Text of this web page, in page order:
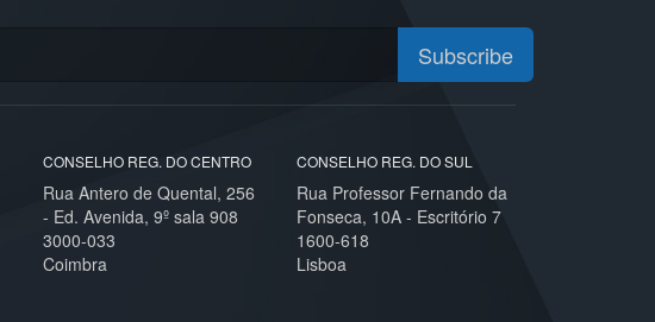
Subscribe
CONSELHO REG. DO CENTRO
Rua Antero de Quental, 256
- Ed. Avenida, 9º sala 908
3000-033
Coimbra
CONSELHO REG. DO SUL
Rua Professor Fernando da
Fonseca, 10A - Escritório 7
1600-618
Lisboa